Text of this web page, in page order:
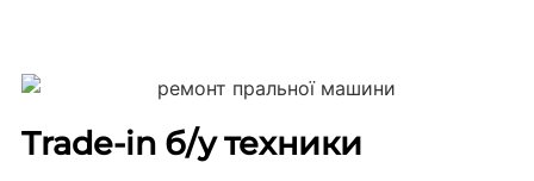
Trade-in б/у техники